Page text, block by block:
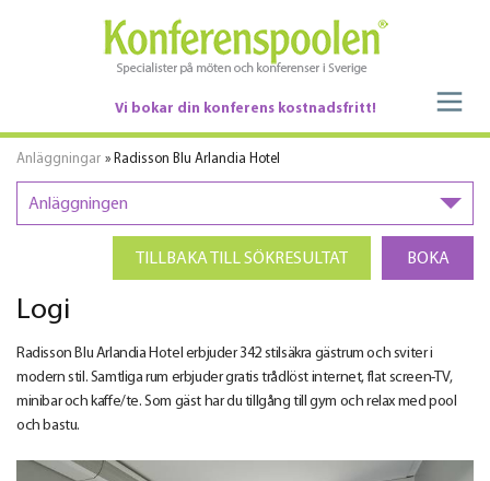
Vi bokar din konferens kostnadsfritt!
Anläggningar » Radisson Blu Arlandia Hotel
Anläggningen
BOKA
TILLBAKA TILL SÖKRESULTAT
Logi
Radisson Blu Arlandia Hotel erbjuder 342 stilsäkra gästrum och sviter i
modern stil. Samtliga rum erbjuder gratis trådlöst internet, flat screen-TV,
minibar och kaffe/te. Som gäst har du tillgång till gym och relax med pool
och bastu.